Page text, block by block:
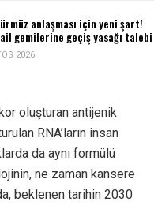
anlaşması için yeni şart!
gemilerine geçiş yasağı talebi
2026
oluşturan antijenik
RNA’ların insan
da aynı formülü
ne zaman kansere
beklenen tarihin 2030